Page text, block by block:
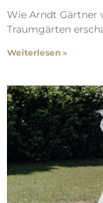
Wie Arndt Gärtner
Traumgärten
Weiterlesen »